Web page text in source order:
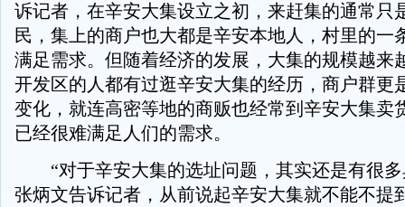
诉记者，在辛安大集设立之初，来赶集的通常只
民，集上的商户也大都是辛安本地人，村里的一
满足需求。但随着经济的发展，大集的规模越来
开发区的人都有过逛辛安大集的经历，商户群更
变化，就连高密等地的商贩也经常到辛安大集卖
已经很难满足人们的需求。
“对于辛安大集的选址问题，其实还是有很多
张炳文告诉记者，从前说起辛安大集就不能不提